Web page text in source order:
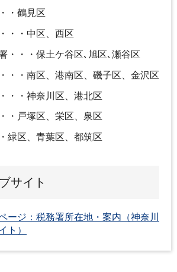
・鶴見区
・・中区、西区
・・・保土ケ谷区､旭区､瀬谷区
・・南区、港南区、磯子区、金沢区
・・神奈川区、港北区
・戸塚区、栄区、泉区
緑区、青葉区、都筑区
サイト
ージ：税務署所在地・案内（神奈川
ト）